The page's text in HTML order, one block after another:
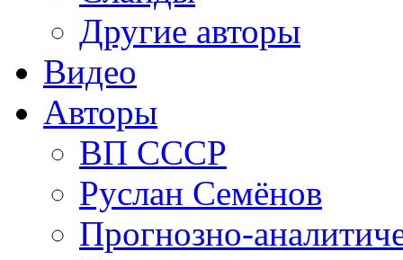
Другие авторы
Видео
Авторы
ВП СССР
Руслан Семёнов
Прогнозно-